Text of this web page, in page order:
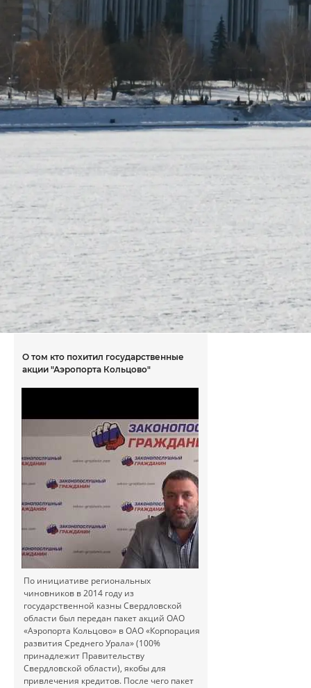
О том кто похитил государственные
акции "Аэропорта Кольцово"
По инициативе региональных
чиновников в 2014 году из
государственной казны Свердловской
области был передан пакет акций ОАО
«Аэропорта Кольцово» в ОАО «Корпорация
развития Среднего Урала» (100%
принадлежит Правительству
Свердловской области), якобы для
привлечения кредитов. После чего пакет